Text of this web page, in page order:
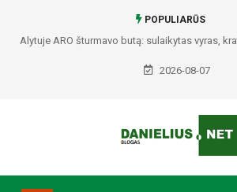
POPULIARŪS
Alytuje ARO šturmavo butą: sulaikytas vyras,
Seirijuose – įtariami narkotikai BMW
2026-08-07